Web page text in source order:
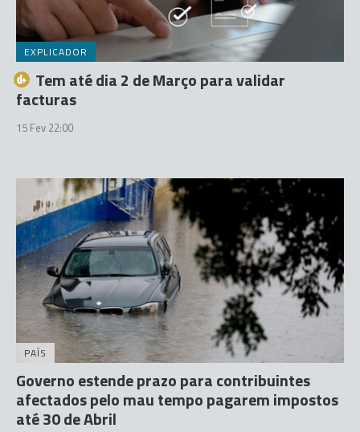
EXPLICADOR
Tem até dia 2 de Março para validar
facturas
15 Fev 22:00
PAÍS
Governo estende prazo para contribuintes
afectados pelo mau tempo pagarem impostos
até 30 de Abril